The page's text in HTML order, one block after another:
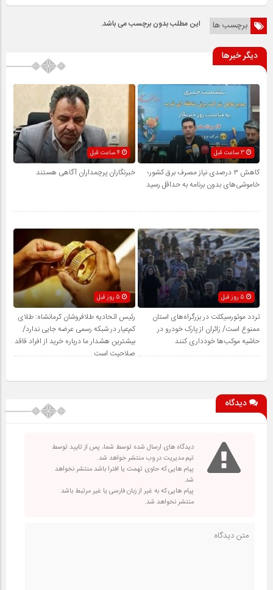
برچسب ها این مطلب بدون برچسب می باشد.
دیگر خبرها
3 ساعت قبل
کاهش ۳ درصدی نیاز مصرف برق کشور؛
خاموشی‌های بدون برنامه به حداقل رسید
خبرنگاران پرچمداران آگاهی هستند
تردد موتورسیکلت در بزرگراه‌های استان
ممنوع است/ زائران از پارک خودرو در
حاشیه موکب‌ها خودداری کنند
رئیس اتحادیه طلافروشان کرمانشاه: طلای
کم‌عیار در شبکه رسمی عرضه جایی ندارد/
بیشترین هشدار ما درباره خرید از افراد فاقد
صلاحیت است
دیدگاه
دیدگاه های ارسال شده توسط شما، پس از تایید توسط
تیم مدیریت در وب منتشر خواهد شد.
پیام هایی که حاوی تهمت یا افترا باشد منتشر نخواهد
شد.
پیام هایی که به غیر از زبان فارسی یا غیر مرتبط باشد
منتشر نخواهد شد.